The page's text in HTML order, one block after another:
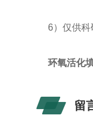
6）仅供
环氧活化
留